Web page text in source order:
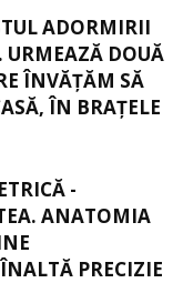
ADORMIRII
DOUĂ
ÎNVĂŢĂM SĂ
ÎN BRAŢELE
-
ANATOMIA
PRECIZIE